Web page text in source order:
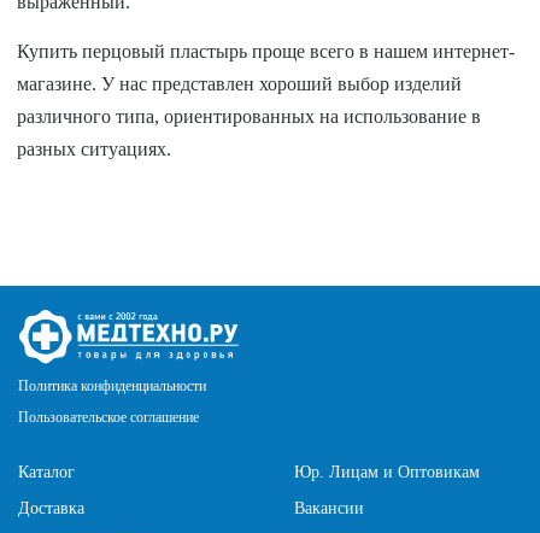
Купить перцовый пластырь проще всего в нашем интернет-
магазине. У нас представлен хороший выбор изделий
различного типа, ориентированных на использование в
разных ситуациях.
Политика конфиденциальности
Пользовательское соглашение
Каталог
Доставка
Юр. Лицам и Оптовикам
Вакансии